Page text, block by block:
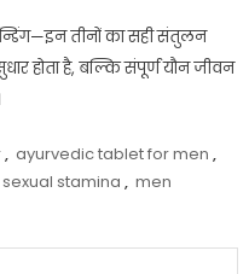
तीनों का सही संतुलन
होता है, बल्कि संपूर्ण यौन जीवन
, ayurvedic tablet for men ,
stamina , men